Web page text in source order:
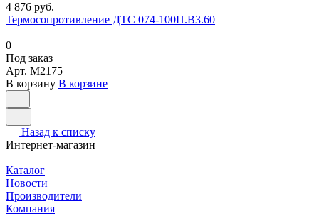
4 876 руб.
Термосопротивление ДТС 074-100П.В3.60
0
Под заказ
Арт. M2175
В корзину В корзине
Назад к списку
Интернет-магазин
Каталог
Новости
Производители
Компания